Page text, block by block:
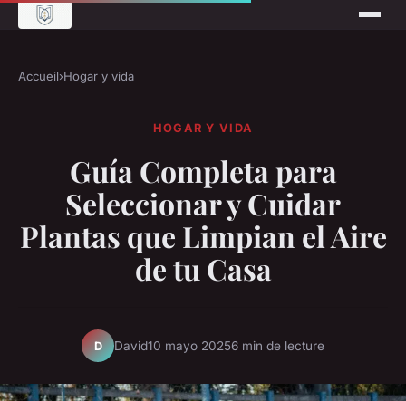
Accueil›Hogar y vida
HOGAR Y VIDA
Guía Completa para
Seleccionar y Cuidar
Plantas que Limpian el Aire
de tu Casa
D David10 mayo 20256 min de lecture